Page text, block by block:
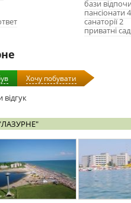
бази
пансіонати 4
санаторії 2
приватні
Хочу побувати
відгук